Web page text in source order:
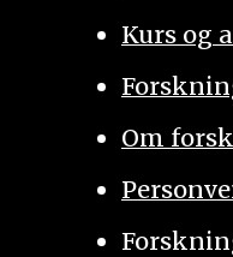
Kurs og
Om